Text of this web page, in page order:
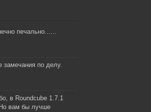
печально......
замечания по делу.
в Roundcube 1.7.1
вам бы лучше